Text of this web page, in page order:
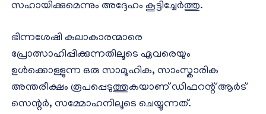
സഹായിക്കുമെന്നും അദ്ദേഹം കൂട്ടിച്ചേര്‍ത്തു.
ഭിന്നശേഷി കലാകാരന്മാരെ
പ്രോത്സാഹിപ്പിക്കുന്നതിലൂടെ ഏവരെയും
ഉൾക്കൊള്ളുന്ന ഒരു സാമൂഹിക, സാംസ്കാരിക
അന്തരീക്ഷം രൂപപ്പെടുത്തുകയാണ് ഡിഫറന്റ് ആർട്
സെന്റർ, സമ്മോഹനിലൂടെ ചെയ്യുന്നത്.